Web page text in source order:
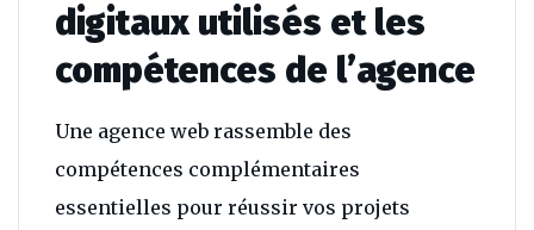
digitaux utilisés et les
compétences de l’agence
Une agence web rassemble des
compétences complémentaires
essentielles pour réussir vos projets